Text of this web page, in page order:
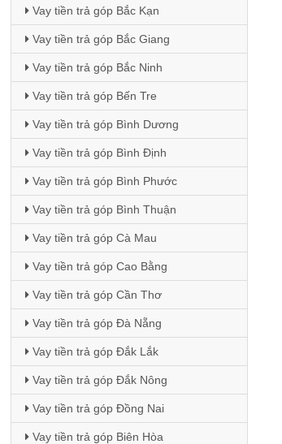
Vay tiền trả góp Bắc Kạn
Vay tiền trả góp Bắc Giang
Vay tiền trả góp Bắc Ninh
Vay tiền trả góp Bến Tre
Vay tiền trả góp Bình Dương
Vay tiền trả góp Bình Định
Vay tiền trả góp Bình Phước
Vay tiền trả góp Bình Thuận
Vay tiền trả góp Cà Mau
Vay tiền trả góp Cao Bằng
Vay tiền trả góp Cần Thơ
Vay tiền trả góp Đà Nẵng
Vay tiền trả góp Đắk Lắk
Vay tiền trả góp Đắk Nông
Vay tiền trả góp Đồng Nai
Vay tiền trả góp Biên Hòa